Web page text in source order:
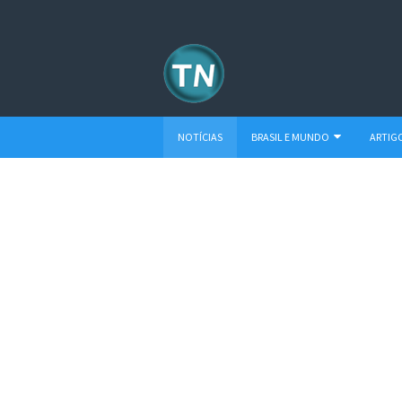
NOTÍCIAS BRASIL E MUNDO